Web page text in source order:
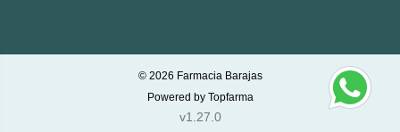
© 2026 Farmacia Barajas
Powered by Topfarma
v1.27.0